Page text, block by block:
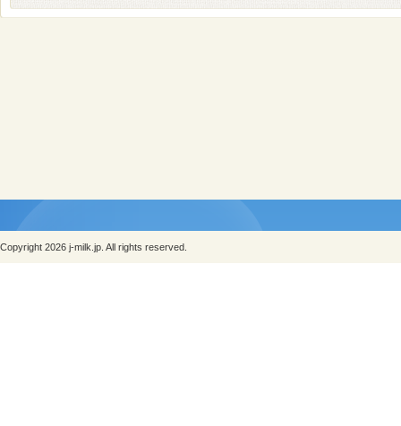
Copyright 2026 j-milk.jp. All rights reserved.